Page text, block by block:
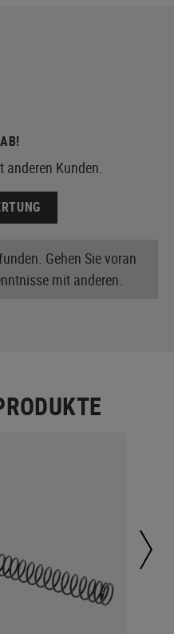
Kunden.
Gehen Sie voran
mit anderen.